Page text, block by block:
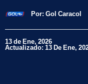
Por: Gol Caracol
13 de Ene, 2026
Actualizado: 13 De Ene,